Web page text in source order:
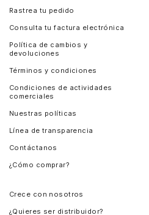
Rastrea tu pedido
Consulta tu factura electrónica
Política de cambios y
devoluciones
Términos y condiciones
Condiciones de actividades
comerciales
Nuestras políticas
Línea de transparencia
Contáctanos
¿Cómo comprar?
Crece con nosotros
¿Quieres ser distribuidor?